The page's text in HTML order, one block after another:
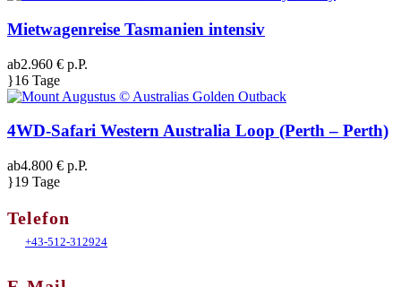
Mietwagenreise Tasmanien intensiv
ab2.960 € p.P.
16 Tage
4WD-Safari Western Australia Loop (Perth – Perth)
ab4.800 € p.P.
19 Tage
Telefon
+43-512-312924